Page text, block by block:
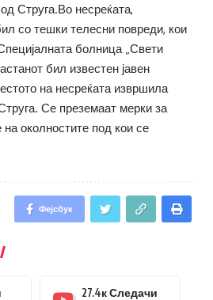
Струга.Во несреќата,
со тешки телесни повреди, кои
болница „Свети
бил известен јавен
на несреќата извршила
Се преземаат мерки за
околностите под кои се
Фејсбук
27.4кСледачи